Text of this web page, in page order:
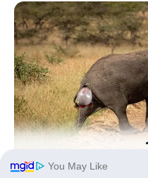
HABERION